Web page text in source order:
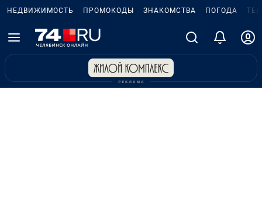
НЕДВИЖИМОСТЬ ПРОМОКОДЫ ЗНАКОМСТВА ПОГОДА